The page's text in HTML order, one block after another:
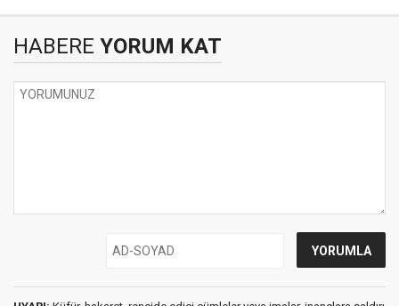
HABERE YORUM KAT